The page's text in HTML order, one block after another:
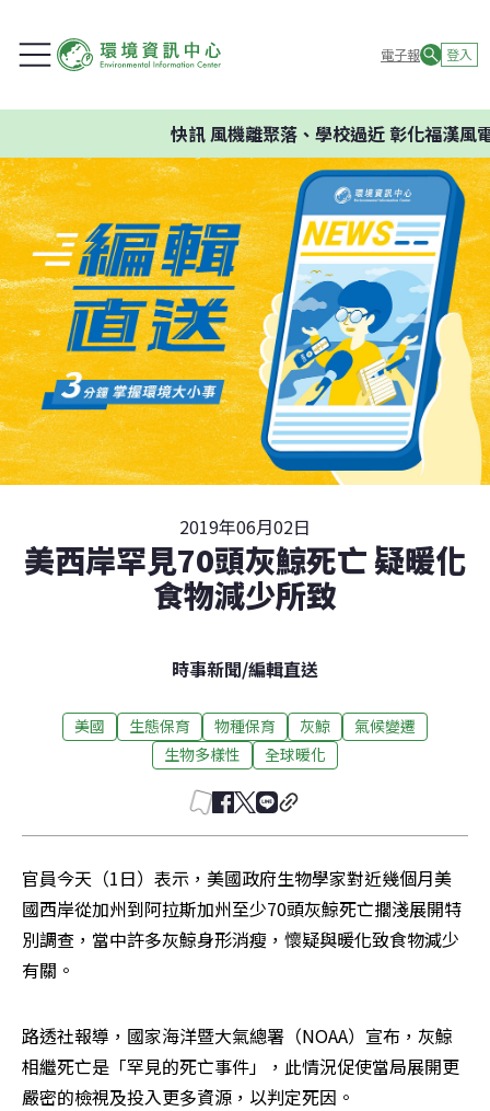
電子報 登入
快訊風機離聚落、學校過近 彰化福漢風
2019年06月02日
美西岸罕見70頭灰鯨死亡 疑暖化
食物減少所致
時事新聞/編輯直送
美國 生態保育 物種保育 灰鯨
氣候變遷
生物多樣性
全球暖化
官員今天（1日）表示，美國政府生物學家對近幾個月美
國西岸從加州到阿拉斯加州至少70頭灰鯨死亡擱淺展開特
別調查，當中許多灰鯨身形消瘦，懷疑與暖化致食物減少
有關。
路透社報導，國家海洋暨大氣總署（NOAA）宣布，灰鯨
相繼死亡是「罕見的死亡事件」，此情況促使當局展開更
嚴密的檢視及投入更多資源，以判定死因。